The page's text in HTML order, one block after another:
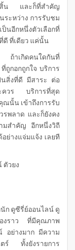
สิ้น และก็ที่สำคัญ
ระหว่าง การรับชม
ป็นอีกหนึ่งตัวเลือกที่
ดี ที่เดียว แค่นั้น
เกิดคนใดกันที่
ถูกอกถูกใจ บริการ
สิ่งที่ดี มีสาระ ต่อ
ควร บริการที่สุด
ณนั้น เข้าถึงการรับ
พลาด และก็ยังคง
มสำคัญ อีกหนึ่งวิถี
ย่างแจ่มแจ้ง เลยที
ตัวยง
นัก ดูซีรี่ย์ออนไลน์ ดู
งราว ที่มีคุณภาพ
อย่างมาก มีความ
ร์ ทั้งยังรายการ